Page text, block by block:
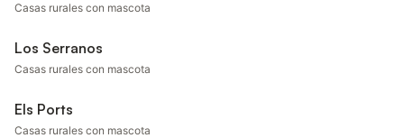
Casas rurales con mascota
Los Serranos
Casas rurales con mascota
Els Ports
Casas rurales con mascota